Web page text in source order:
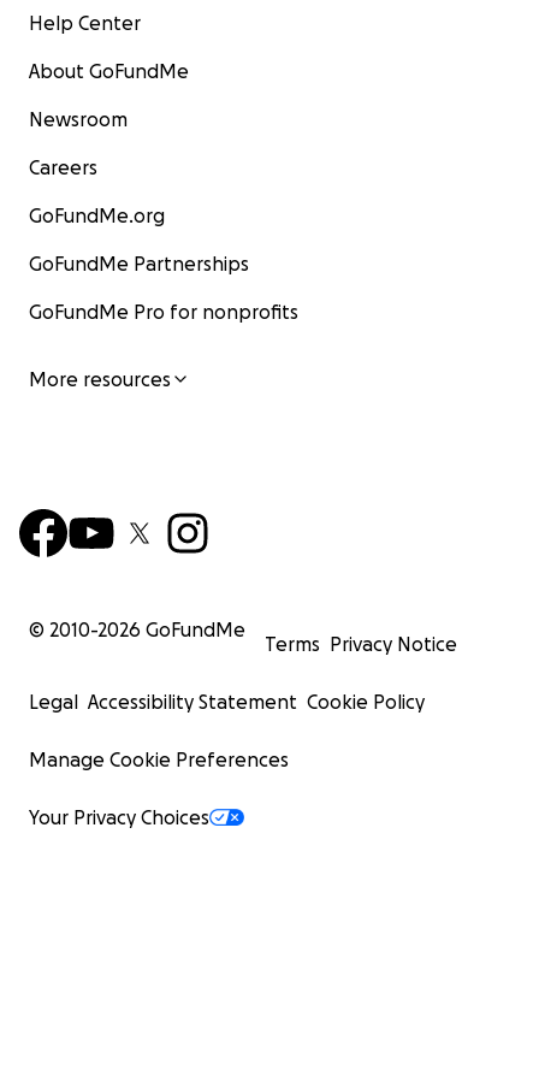
Help Center
About GoFundMe
Newsroom
Careers
GoFundMe.org
GoFundMe Partnerships
GoFundMe Pro for nonprofits
More resources
© 2010-2026 GoFundMe
Terms Privacy Notice
Legal Accessibility Statement Cookie Policy
Manage Cookie Preferences
Your Privacy Choices